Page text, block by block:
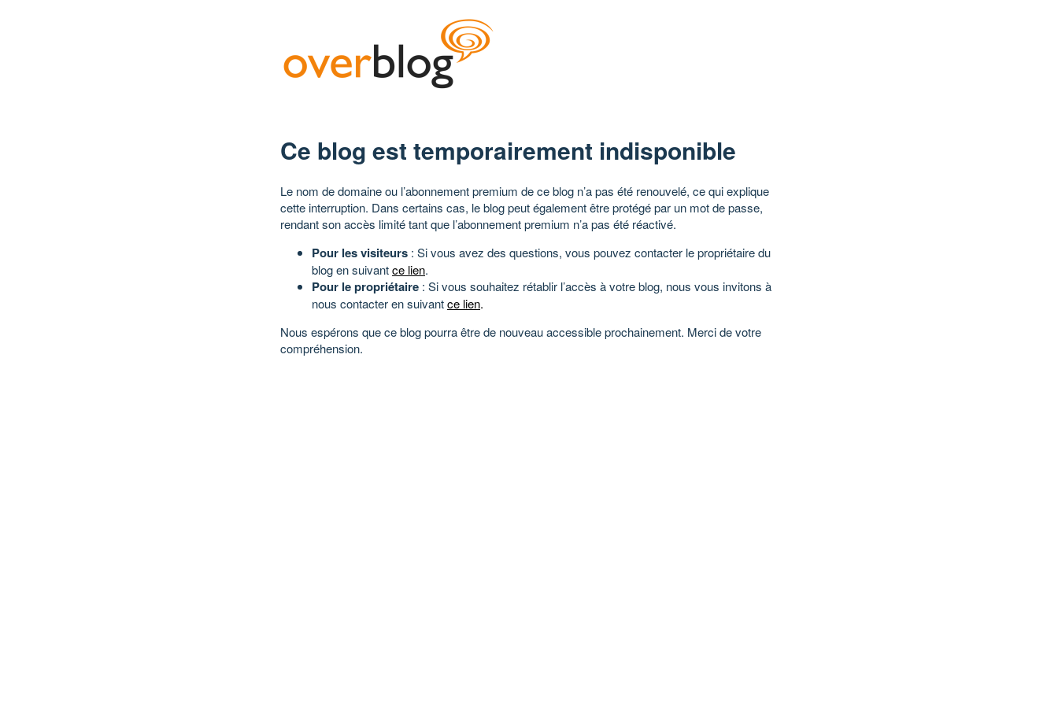
Ce blog est temporairement indisponible
Le nom de domaine ou l’abonnement premium de ce blog n’a pas été renouvelé, ce qui explique
cette interruption. Dans certains cas, le blog peut également être protégé par un mot de passe,
rendant son accès limité tant que l’abonnement premium n’a pas été réactivé.
Pour les visiteurs : Si vous avez des questions, vous pouvez contacter le propriétaire du
blog en suivantce lien.
Pour le propriétaire : Si vous souhaitez rétablir l’accès à votre blog, nous vous invitons à
nous contacter en suivantce lien.
Nous espérons que ce blog pourra être de nouveau accessible prochainement. Merci de votre
compréhension.